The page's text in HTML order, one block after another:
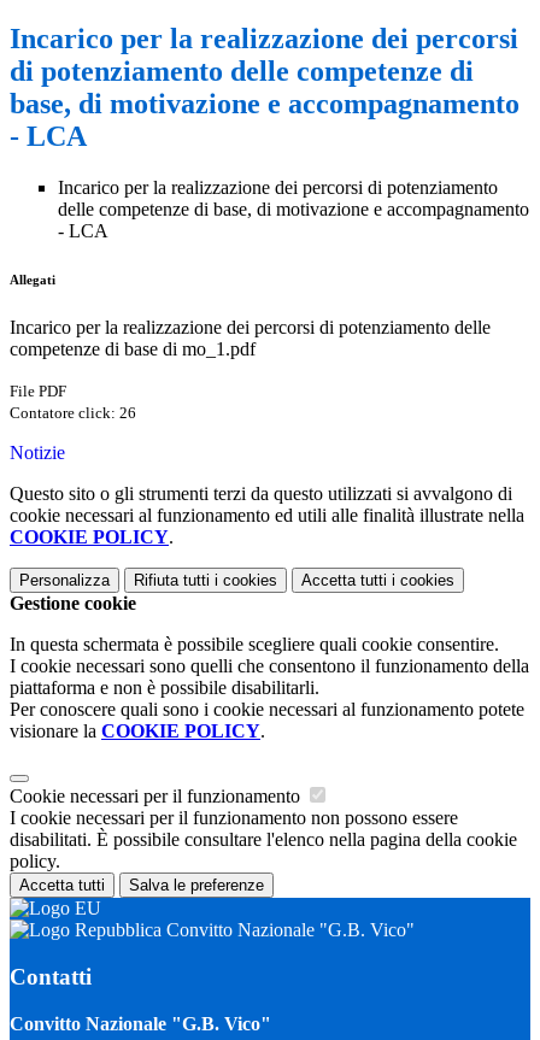
Incarico per la realizzazione dei percorsi
di potenziamento delle competenze di
base, di motivazione e accompagnamento
- LCA
Incarico per la realizzazione dei percorsi di potenziamento
delle competenze di base, di motivazione e accompagnamento
- LCA
Allegati
Incarico per la realizzazione dei percorsi di potenziamento delle
competenze di base di mo_1.pdf
File PDF
Contatore click: 26
Notizie
Questo sito o gli strumenti terzi da questo utilizzati si avvalgono di
cookie necessari al funzionamento ed utili alle finalità illustrate nella
COOKIE POLICY.
Personalizza Rifiuta tutti i cookies Accetta tutti i cookies
Gestione cookie
In questa schermata è possibile scegliere quali cookie consentire.
I cookie necessari sono quelli che consentono il funzionamento della
piattaforma e non è possibile disabilitarli.
Per conoscere quali sono i cookie necessari al funzionamento potete
visionare la COOKIE POLICY.
Cookie necessari per il funzionamento
I cookie necessari per il funzionamento non possono essere
disabilitati. È possibile consultare l'elenco nella pagina della cookie
policy.
Accetta tutti Salva le preferenze
Convitto Nazionale "G.B. Vico"
Contatti
Convitto Nazionale "G.B. Vico"